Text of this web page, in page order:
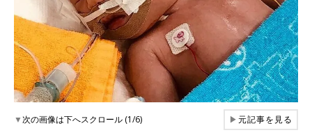
▼次の画像は下へスクロール (1/6) ▶元記事を見る